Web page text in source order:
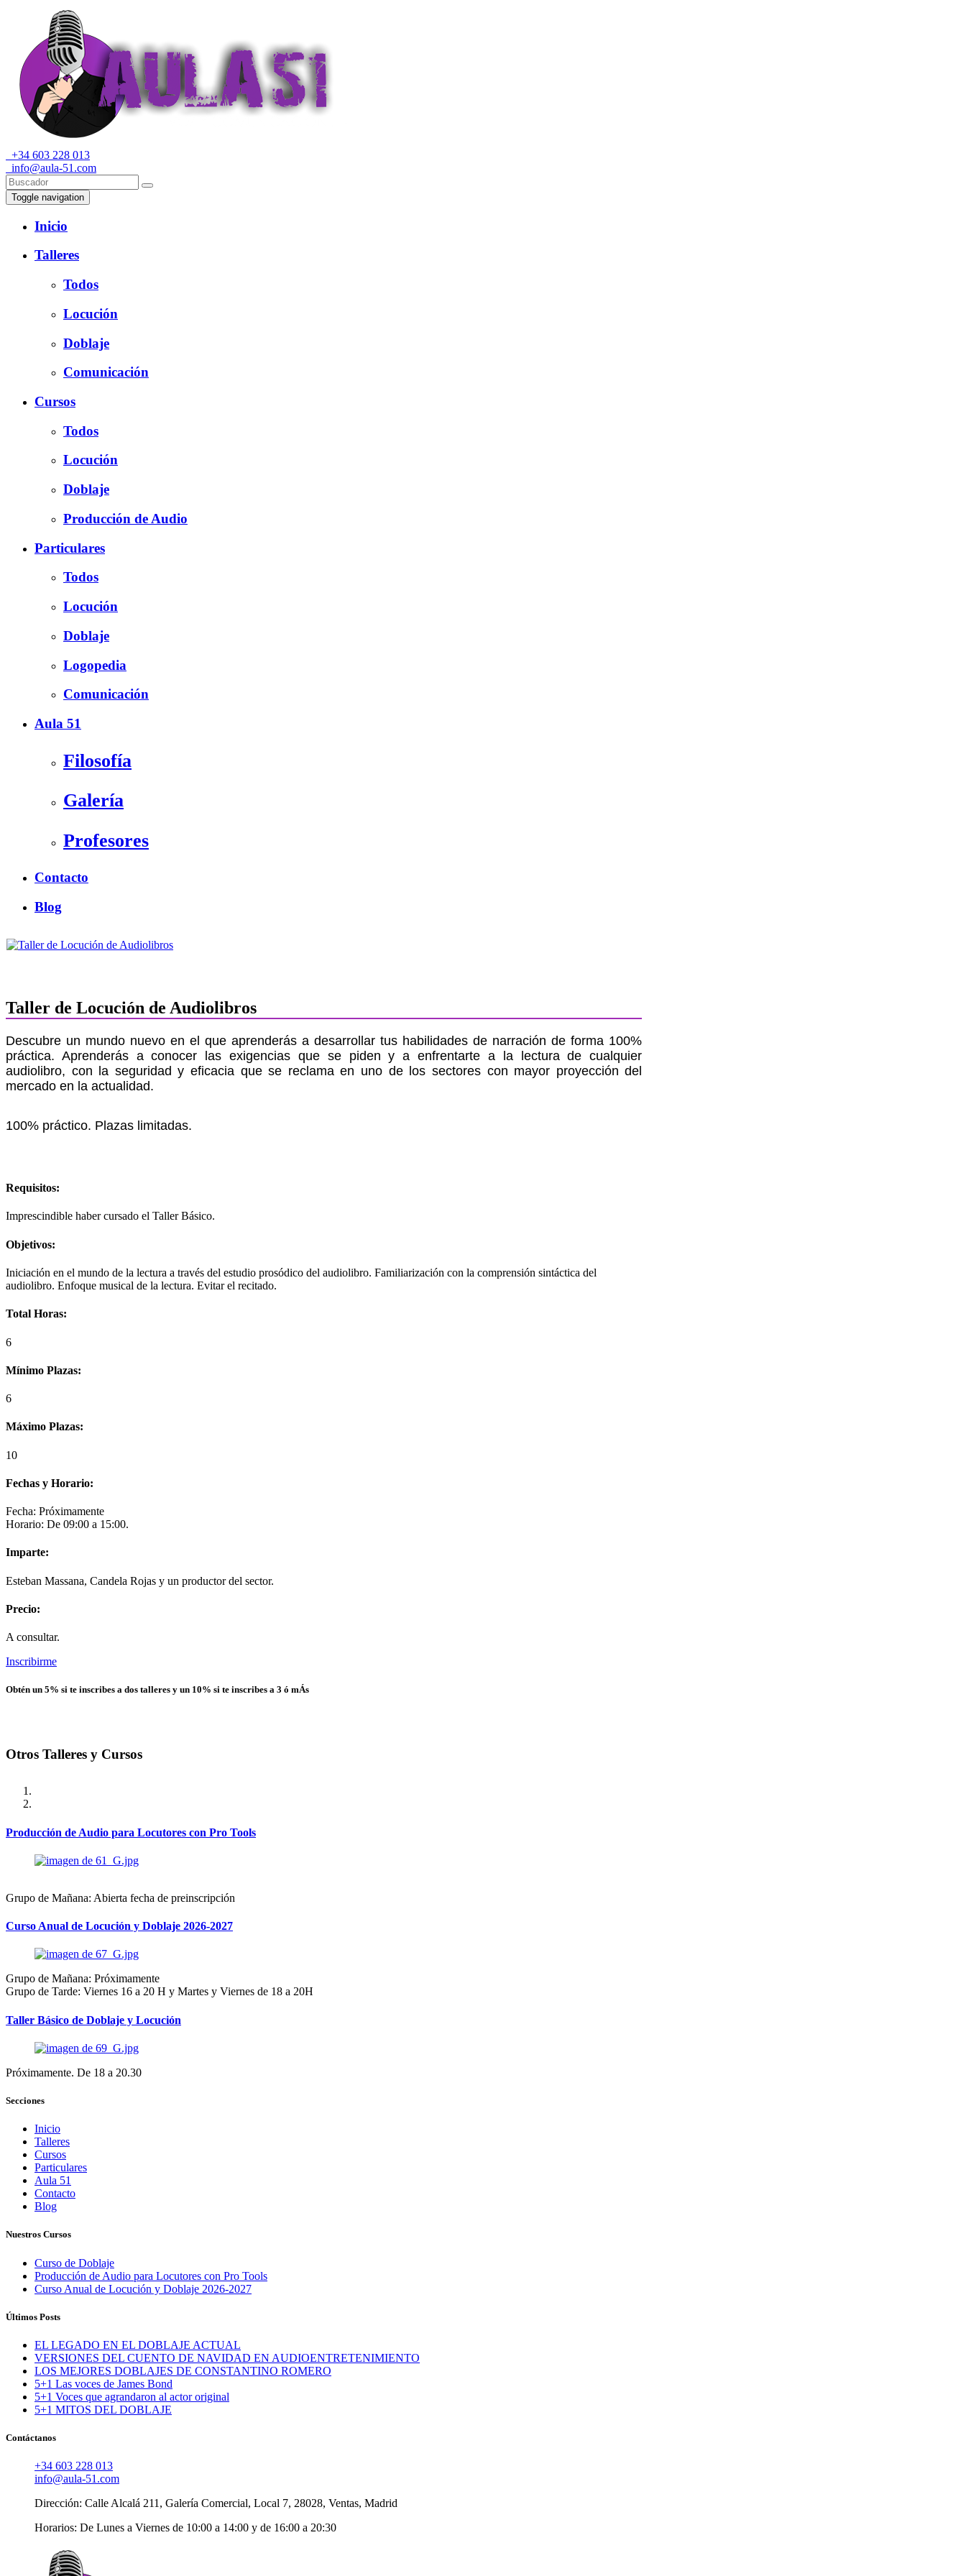
+34 603 228 013
info@aula-51.com
Toggle navigation
Inicio
Talleres
Todos
Locución
Doblaje
Comunicación
Cursos
Todos
Locución
Doblaje
Producción de Audio
Particulares
Todos
Locución
Doblaje
Logopedia
Comunicación
Aula 51
Filosofía
Galería
Profesores
Contacto
Blog
Taller de Locución de Audiolibros
Descubre un mundo nuevo en el que aprenderás a desarrollar tus habilidades de narración de forma 100%
práctica. Aprenderás a conocer las exigencias que se piden y a enfrentarte a la lectura de cualquier
audiolibro, con la seguridad y eficacia que se reclama en uno de los sectores con mayor proyección del
mercado en la actualidad.
100% práctico. Plazas limitadas.
Requisitos:
Imprescindible haber cursado el Taller Básico.
Objetivos:
Iniciación en el mundo de la lectura a través del estudio prosódico del audiolibro. Familiarización con la comprensión sintáctica del
audiolibro. Enfoque musical de la lectura. Evitar el recitado.
Total Horas:
6
Mínimo Plazas:
6
Máximo Plazas:
10
Fechas y Horario:
Fecha: Próximamente
Horario: De 09:00 a 15:00.
Imparte:
Esteban Massana, Candela Rojas y un productor del sector.
Precio:
A consultar.
Inscribirme
Obtén un 5% si te inscribes a dos talleres y un 10% si te inscribes a 3 ó mÁs
Otros Talleres y Cursos
Producción de Audio para Locutores con Pro Tools
Grupo de Mañana: Abierta fecha de preinscripción
Curso Anual de Locución y Doblaje 2026-2027
Grupo de Mañana: Próximamente
Grupo de Tarde: Viernes 16 a 20 H y Martes y Viernes de 18 a 20H
Taller Básico de Doblaje y Locución
Próximamente. De 18 a 20.30
Secciones
Inicio
Talleres
Cursos
Particulares
Aula 51
Contacto
Blog
Nuestros Cursos
Curso de Doblaje
Producción de Audio para Locutores con Pro Tools
Curso Anual de Locución y Doblaje 2026-2027
Últimos Posts
EL LEGADO EN EL DOBLAJE ACTUAL
VERSIONES DEL CUENTO DE NAVIDAD EN AUDIOENTRETENIMIENTO
LOS MEJORES DOBLAJES DE CONSTANTINO ROMERO
5+1 Las voces de James Bond
5+1 Voces que agrandaron al actor original
5+1 MITOS DEL DOBLAJE
Contáctanos
+34 603 228 013
info@aula-51.com
Dirección: Calle Alcalá 211, Galería Comercial, Local 7, 28028, Ventas, Madrid
Horarios: De Lunes a Viernes de 10:00 a 14:00 y de 16:00 a 20:30